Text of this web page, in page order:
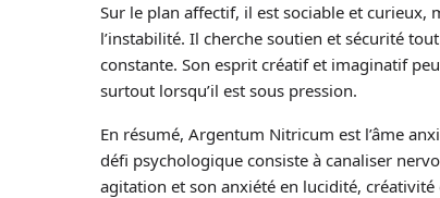
Sur le plan affectif, il est sociable et curieux,
l’instabilité. Il cherche soutien et sécurité
constante. Son esprit créatif et imaginatif
surtout lorsqu’il est sous pression.
En résumé, Argentum Nitricum est l’âme
défi psychologique consiste à canaliser
agitation et son anxiété en lucidité,